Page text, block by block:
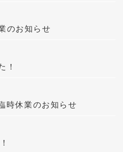
のお知らせ
！
休業のお知らせ